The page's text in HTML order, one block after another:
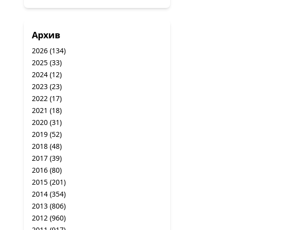
Архив
2026 (134)
2025 (33)
2024 (12)
2023 (23)
2022 (17)
2021 (18)
2020 (31)
2019 (52)
2018 (48)
2017 (39)
2016 (80)
2015 (201)
2014 (354)
2013 (806)
2012 (960)